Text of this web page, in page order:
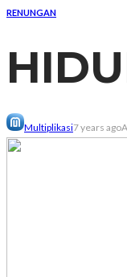
RENUNGAN
Multiplikasi7 years ago